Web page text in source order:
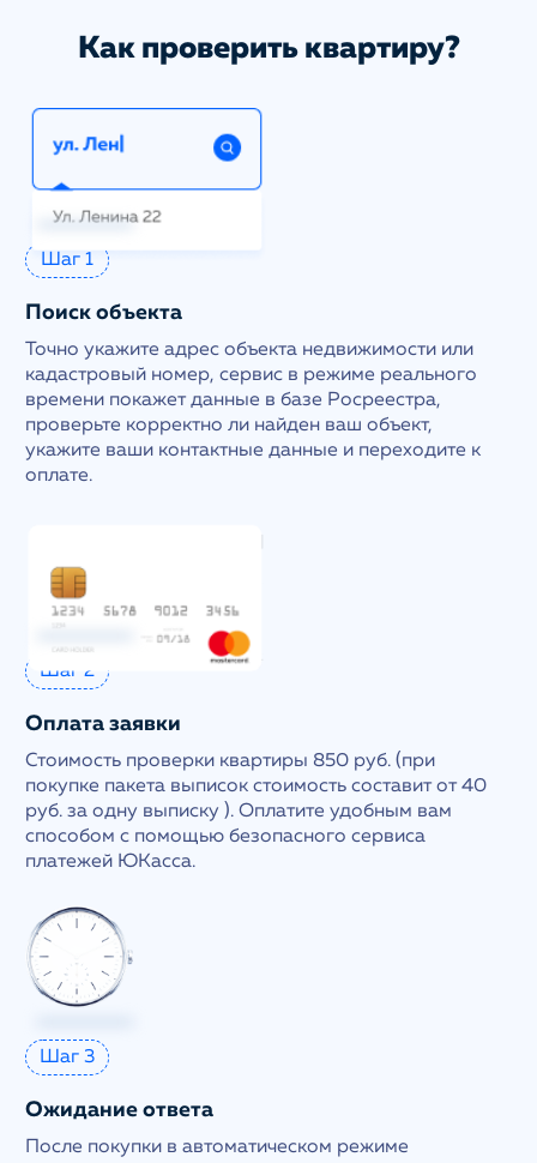
Как проверить квартиру?
Шаг 1
Поиск объекта
Точно укажите адрес объекта недвижимости или
кадастровый номер, сервис в режиме реального
времени покажет данные в базе Росреестра,
проверьте корректно ли найден ваш объект,
укажите ваши контактные данные и переходите к
оплате.
Шаг 2
Оплата заявки
Стоимость проверки квартиры 850 руб. (при
покупке пакета выписок стоимость составит от 40
руб. за одну выписку ). Оплатите удобным вам
способом с помощью безопасного сервиса
платежей ЮКасса.
Шаг 3
Ожидание ответа
После покупки в автоматическом режиме